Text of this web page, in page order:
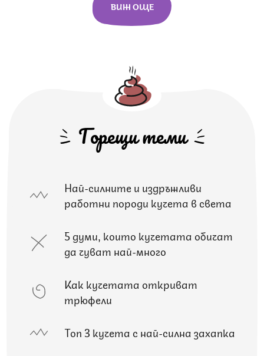
ВИЖ ОЩЕ
Горещи теми
Най-силните и издръжливи
работни породи кучета в света
5 думи, които кучетата обичат
да чуват най-много
Как кучетата откриват
трюфели
Топ 3 кучета с най-силна захапка